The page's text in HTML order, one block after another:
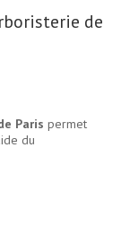
de
Paris permet
du